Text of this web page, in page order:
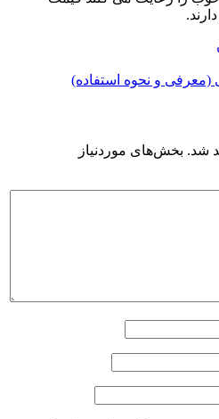
(معرفی و نحوه استفاده)
شد. بخش‌های موردنیاز